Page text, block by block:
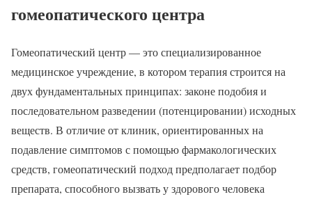
гомеопатического центра
Гомеопатический центр — это специализированное
медицинское учреждение, в котором терапия строится на
двух фундаментальных принципах: законе подобия и
последовательном разведении (потенцировании) исходных
веществ. В отличие от клиник, ориентированных на
подавление симптомов с помощью фармакологических
средств, гомеопатический подход предполагает подбор
препарата, способного вызвать у здорового человека